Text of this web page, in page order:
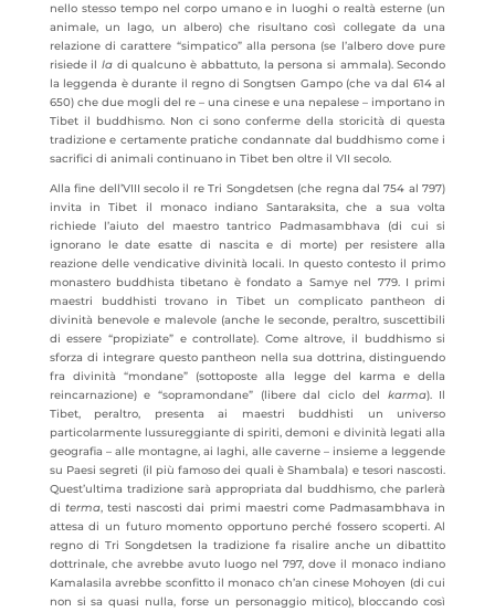
nello stesso tempo nel corpo umano e in luoghi o realtà esterne (un
animale, un lago, un albero) che risultano così collegate da una
relazione di carattere “simpatico” alla persona (se l’albero dove pure
risiede illa di qualcuno è abbattuto, la persona si ammala). Secondo
la leggenda è durante il regno di Songtsen Gampo (che va dal 614 al
650) che due mogli del re – una cinese e una nepalese – importano in
Tibet il buddhismo. Non ci sono conferme della storicità di questa
tradizione e certamente pratiche condannate dal buddhismo come i
sacrifici di animali continuano in Tibet ben oltre il VII secolo.
Alla fine dell’VIII secolo il re Tri Songdetsen (che regna dal 754 al 797)
invita in Tibet il monaco indiano Santaraksita, che a sua volta
richiede l’aiuto del maestro tantrico Padmasambhava (di cui si
ignorano le date esatte di nascita e di morte) per resistere alla
reazione delle vendicative divinità locali. In questo contesto il primo
monastero buddhista tibetano è fondato a Samye nel 779. I primi
maestri buddhisti trovano in Tibet un complicato pantheon di
divinità benevole e malevole (anche le seconde, peraltro, suscettibili
di essere “propiziate” e controllate). Come altrove, il buddhismo si
sforza di integrare questo pantheon nella sua dottrina, distinguendo
fra divinità “mondane” (sottoposte alla legge del karma e della
reincarnazione) e “sopramondane” (libere dal ciclo del karma). Il
Tibet, peraltro, presenta ai maestri buddhisti un universo
particolarmente lussureggiante di spiriti, demoni e divinità legati alla
geografia – alle montagne, ai laghi, alle caverne – insieme a leggende
su Paesi segreti (il più famoso dei quali è Shambala) e tesori nascosti.
Quest’ultima tradizione sarà appropriata dal buddhismo, che parlerà
di terma, testi nascosti dai primi maestri come Padmasambhava in
attesa di un futuro momento opportuno perché fossero scoperti. Al
regno di Tri Songdetsen la tradizione fa risalire anche un dibattito
dottrinale, che avrebbe avuto luogo nel 797, dove il monaco indiano
Kamalasila avrebbe sconfitto il monaco ch’an cinese Mohoyen (di cui
non si sa quasi nulla, forse un personaggio mitico), bloccando così